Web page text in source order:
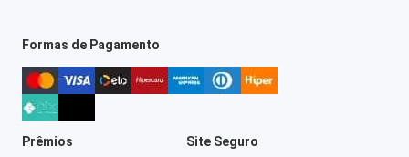
Formas de Pagamento
Prêmios Site Seguro